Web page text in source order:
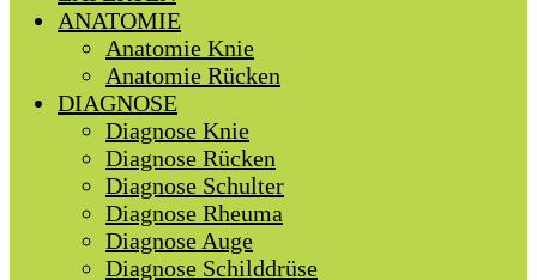
ANATOMIE
Anatomie Knie
Anatomie Rücken
DIAGNOSE
Diagnose Knie
Diagnose Rücken
Diagnose Schulter
Diagnose Rheuma
Diagnose Auge
Diagnose Schilddrüse